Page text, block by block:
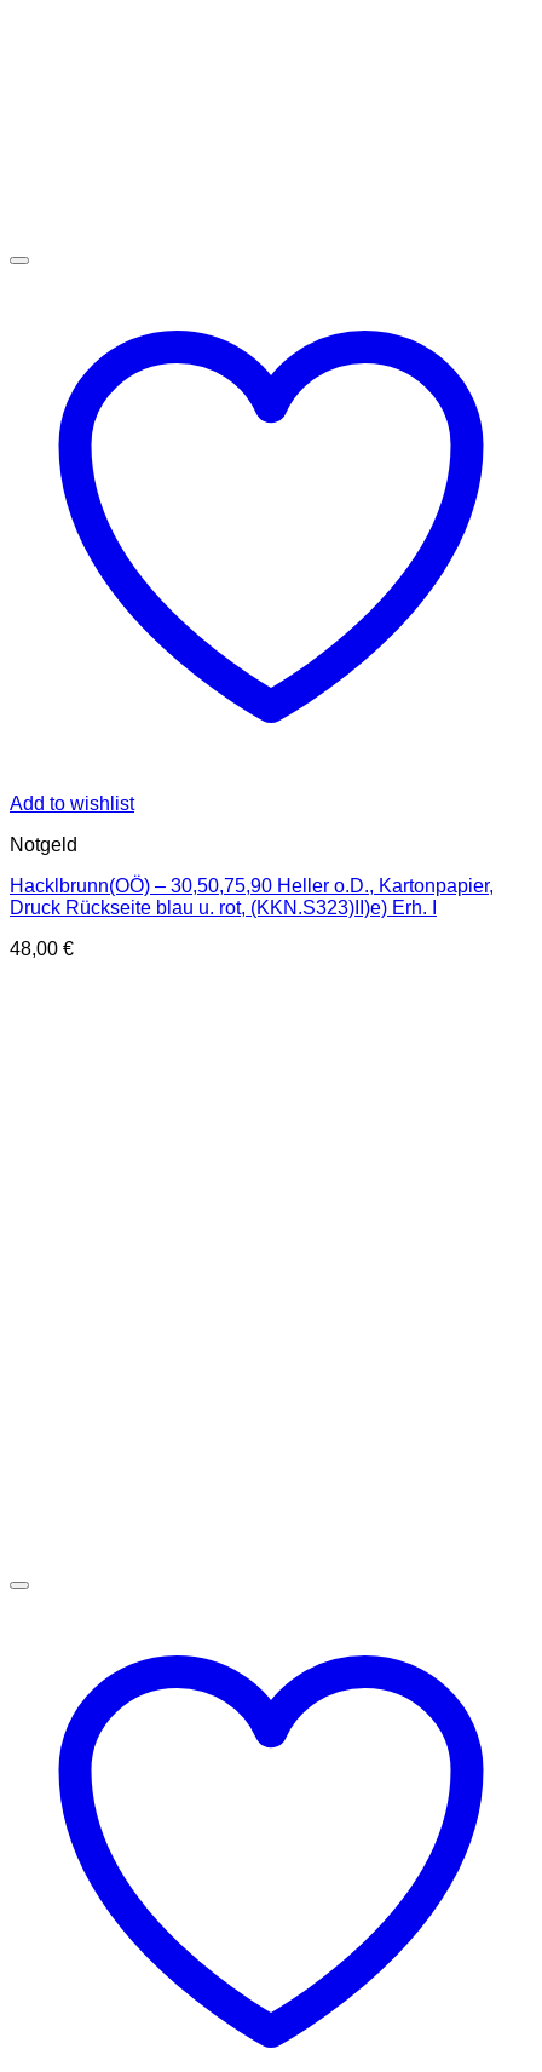
Add to wishlist
Notgeld
Hacklbrunn(OÖ) – 30,50,75,90 Heller o.D., Kartonpapier,
Druck Rückseite blau u. rot, (KKN.S323)II)e) Erh. I
48,00 €